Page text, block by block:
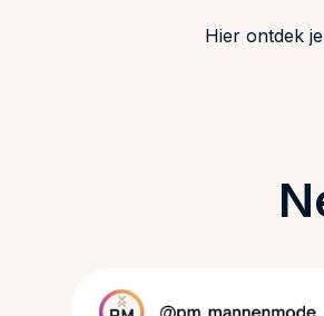
Hier ontdek